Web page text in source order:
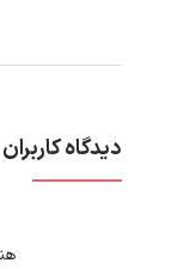
دیدگاه کاربران